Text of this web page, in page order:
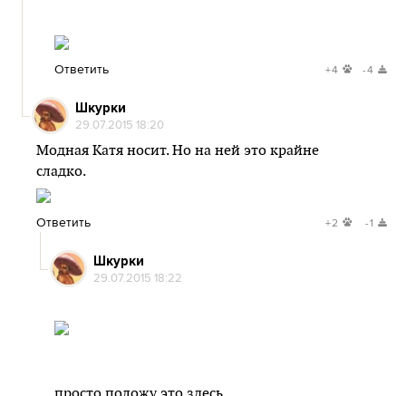
Ответить +4 -4
Шкурки
29.07.2015 18:20
Модная Катя носит. Но на ней это крайне
сладко.
Ответить +2 -1
Шкурки
29.07.2015 18:22